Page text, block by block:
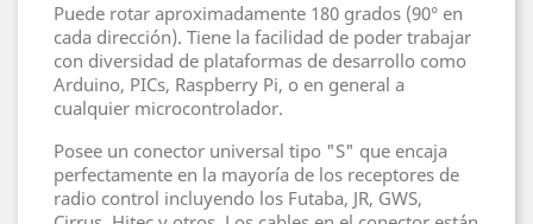
Puede rotar aproximadamente 180 grados (90° en
cada dirección). Tiene la facilidad de poder trabajar
con diversidad de plataformas de desarrollo como
Arduino, PICs, Raspberry Pi, o en general a
cualquier microcontrolador.
Posee un conector universal tipo "S" que encaja
perfectamente en la mayoría de los receptores de
radio control incluyendo los Futaba, JR, GWS,